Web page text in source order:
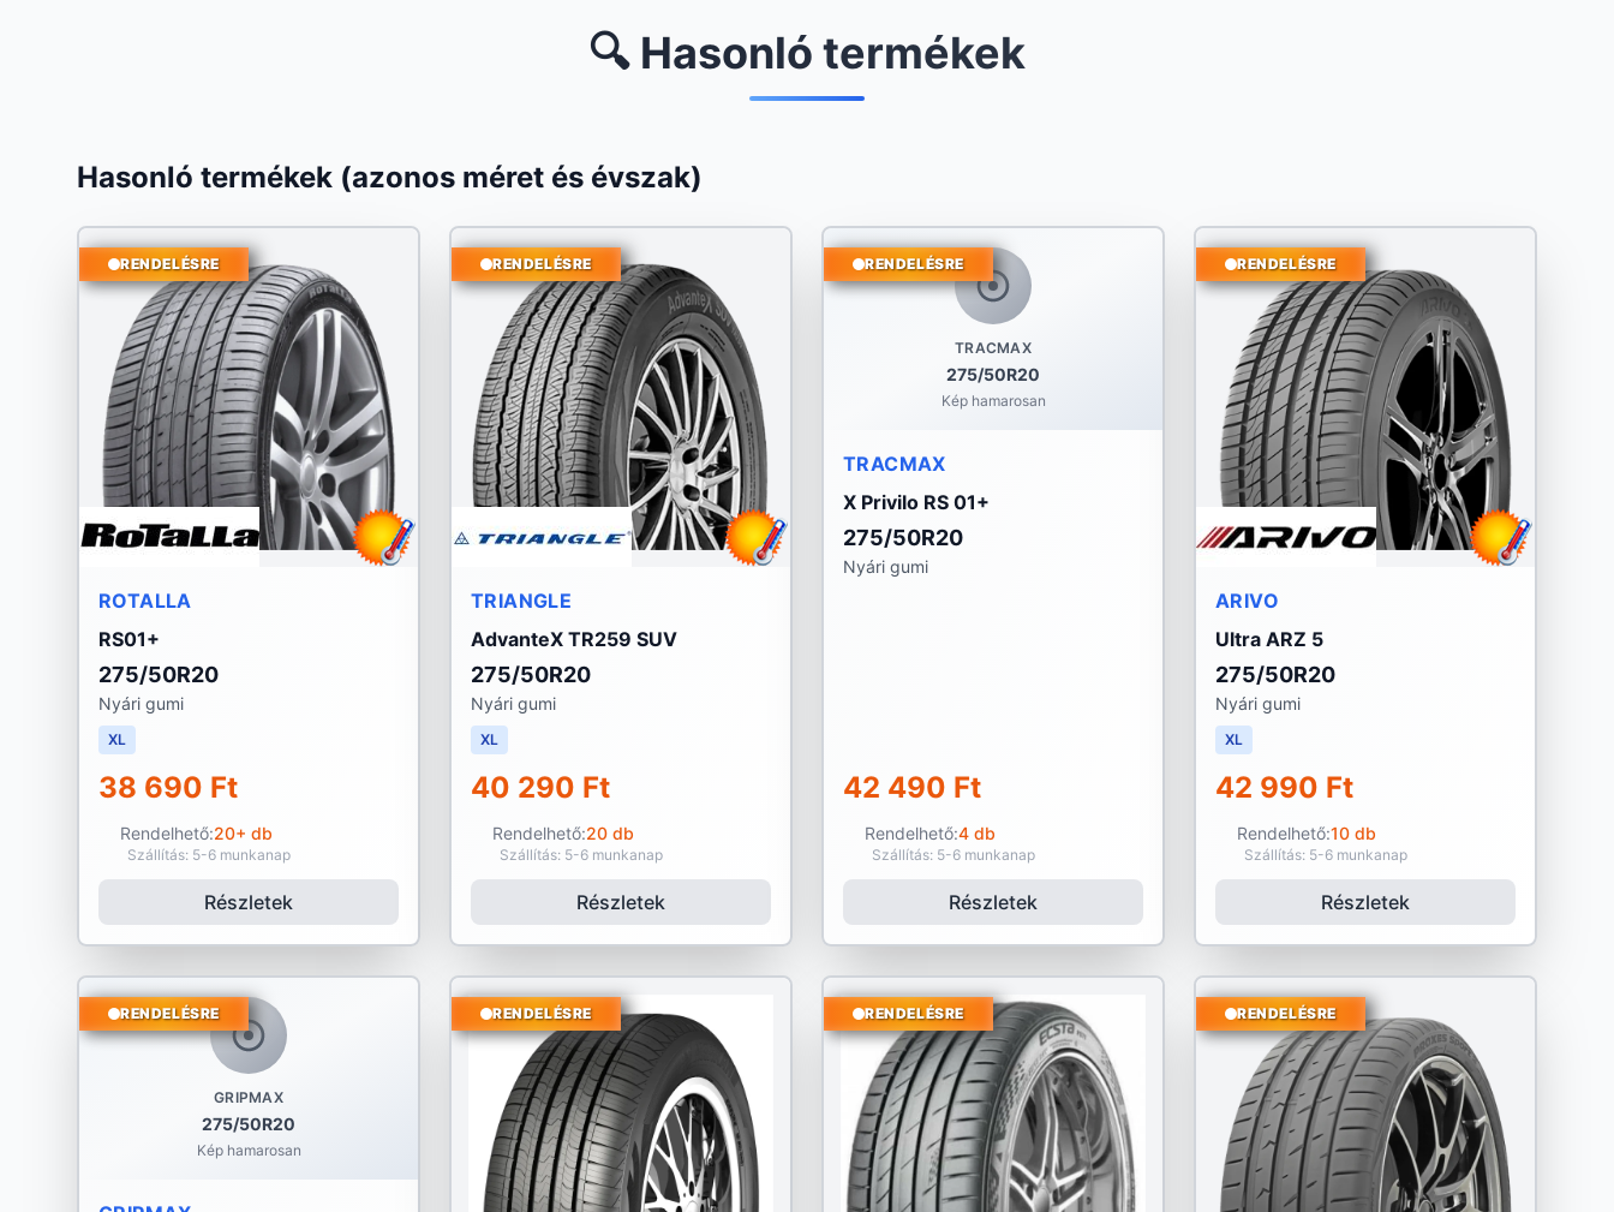
🔍 Hasonló termékek
Hasonló termékek (azonos méret és évszak)
RENDELÉSRE
ROTALLA
RS01+
275/50R20
Nyári gumi
XL
38 690 Ft
Rendelhető:20+ db
Szállítás: 5-6 munkanap
Részletek
RENDELÉSRE
TRIANGLE
AdvanteX TR259 SUV
275/50R20
Nyári gumi
XL
40 290 Ft
Rendelhető:20 db
Szállítás: 5-6 munkanap
Részletek
TRACMAX
275/50R20
Kép hamarosan
RENDELÉSRE
TRACMAX
X Privilo RS 01+
275/50R20
Nyári gumi
42 490 Ft
Rendelhető:4 db
Szállítás: 5-6 munkanap
Részletek
RENDELÉSRE
ARIVO
Ultra ARZ 5
275/50R20
Nyári gumi
XL
42 990 Ft
Rendelhető:10 db
Szállítás: 5-6 munkanap
Részletek
GRIPMAX
275/50R20
Kép hamarosan
RENDELÉSRE RENDELÉSRE RENDELÉSRE RENDELÉSRE